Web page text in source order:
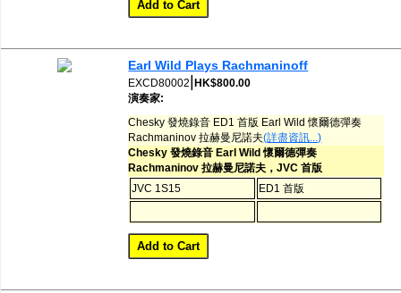
Earl Wild Plays Rachmaninoff
EXCD80002 |HK$800.00
演奏家:
Chesky 發燒錄音 ED1 首版 Earl Wild 懷爾德彈奏
Rachmaninov 拉赫曼尼諾夫(詳盡資訊...)
Chesky 發燒錄音 Earl Wild 懷爾德彈奏
Rachmaninov 拉赫曼尼諾夫，JVC 首版
JVC 1S15
ED1 首版